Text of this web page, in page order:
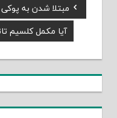
راهبری
نوشته
Previous
Post:
مبتلا شدن به
Next
Post:
آیا مکمل کلسیم